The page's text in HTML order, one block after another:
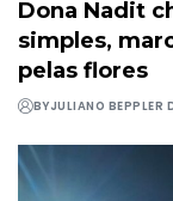
Dona Nadit
simples,
pelas flores
BYJULIANO BEPPLER